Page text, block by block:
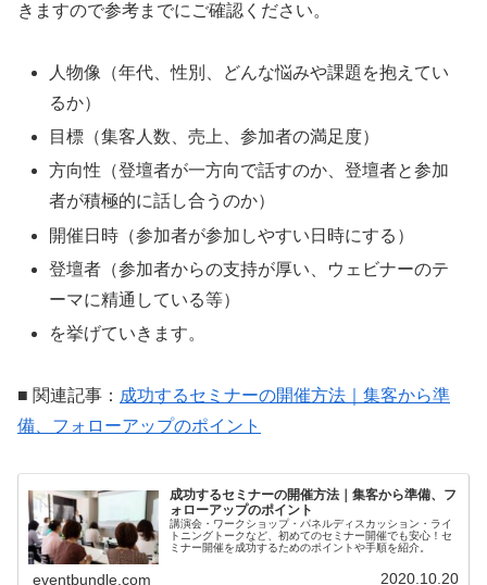
きますので参考までにご確認ください。
人物像（年代、性別、どんな悩みや課題を抱えてい
るか）
目標（集客人数、売上、参加者の満足度）
方向性（登壇者が一方向で話すのか、登壇者と参加
者が積極的に話し合うのか）
開催日時（参加者が参加しやすい日時にする）
登壇者（参加者からの支持が厚い、ウェビナーのテ
ーマに精通している等）
を挙げていきます。
■ 関連記事： 成功するセミナーの開催方法｜集客から準
備、フォローアップのポイント
成功するセミナーの開催方法｜集客から準備、フ
ォローアップのポイント
講演会・ワークショップ・パネルディスカッション・ライ
トニングトークなど、初めてのセミナー開催でも安心！セ
ミナー開催を成功するためのポイントや手順を紹介。
eventbundle.com 2020.10.20